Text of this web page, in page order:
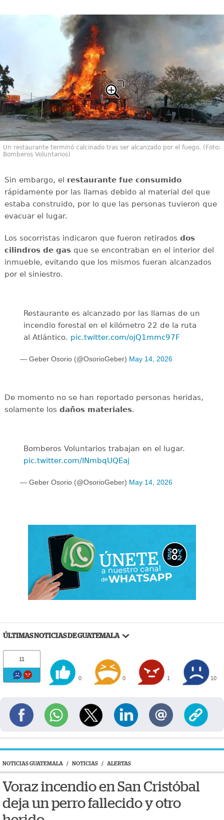
Un restaurante terminó calcinado tras ser alcanzado por el fuego. (Foto:
Bomberos Voluntarios)
Sin embargo, el restaurante fue consumido
rápidamente por las llamas debido al material del que
estaba construido, por lo que las personas tuvieron que
evacuar el lugar.
Los socorristas indicaron que fueron retirados dos
cilindros de gasque se encontraban en el interior del
inmueble, evitando que los mismos fueran alcanzados
por el siniestro.
Restaurante es alcanzado por las llamas de un
incendio forestal en el kilómetro 22 de la ruta
al Atlántico. pic.twitter.com/ojQ1mmc97F
— Geber Osorio (@OsorioGeber) May 14, 2026
De momento no se han reportado personas heridas,
solamente los daños materiales.
Bomberos Voluntarios trabajan en el lugar.
pic.twitter.com/INmbqUQEaj
— Geber Osorio (@OsorioGeber) May 14, 2026
ÚLTIMAS NOTICIAS DE GUATEMALA
11
0 0 1 10
NOTICIAS GUATEMALA / NOTICIAS / ALERTAS
Voraz incendio en San Cristóbal
deja un perro fallecido y otro